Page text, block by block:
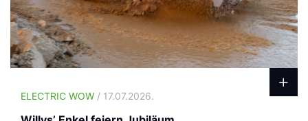
ELECTRIC WOW / 17.07.2026.